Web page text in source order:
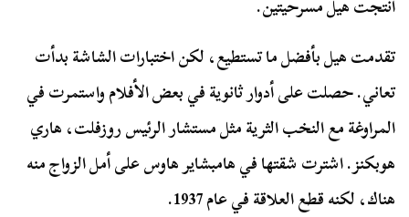
أنتجت هيل مسرحيتين.
تقدمت هيل بأفضل ما تستطيع، لكن اختبارات الشاشة بدأت
تعاني. حصلت على أدوار ثانوية في بعض الأفلام واستمرت في
المراوغة مع النخب الثرية مثل مستشار الرئيس روزفلت، هاري
هوبكنز. اشترت شقتها في هامبشاير هاوس على أمل الزواج منه
هناك، لكنه قطع العلاقة في عام 1937.